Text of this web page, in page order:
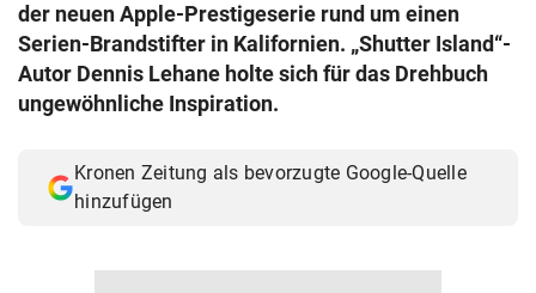
der neuen Apple-Prestigeserie rund um einen
Serien-Brandstifter in Kalifornien. „Shutter Island“-
Autor Dennis Lehane holte sich für das Drehbuch
ungewöhnliche Inspiration.
Kronen Zeitung als bevorzugte Google-Quelle
hinzufügen